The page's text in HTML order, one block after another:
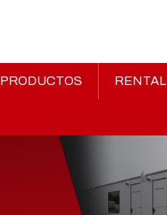
PRODUCTOS RENTAL